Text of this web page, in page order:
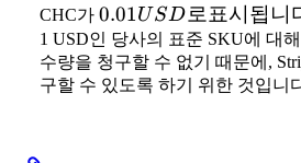
CHC가 0.01
USD
로
표시
0.01USD로표시됩니
1 USD인 당사의 표준 SKU에 대
수량을 청구할 수 없기 때문에,
구할 수 있도록 하기 위한 것입니